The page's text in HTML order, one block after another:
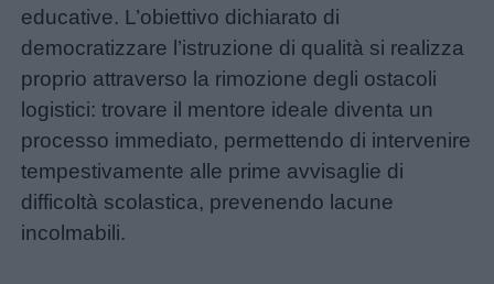
educative. L’obiettivo dichiarato di
democratizzare l’istruzione di qualità si realizza
proprio attraverso la rimozione degli ostacoli
logistici: trovare il mentore ideale diventa un
processo immediato, permettendo di intervenire
tempestivamente alle prime avvisaglie di
difficoltà scolastica, prevenendo lacune
incolmabili.